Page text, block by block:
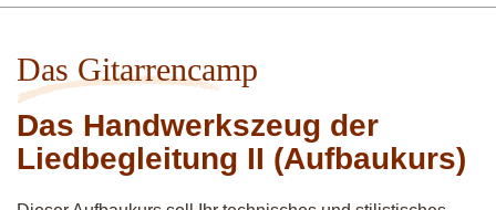
Das Gitarrencamp
Das Handwerkszeug der
Liedbegleitung II (Aufbaukurs)